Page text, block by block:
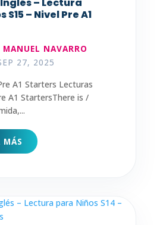
S15 – Nivel Pre A1
MANUEL NAVARRO
27, 2025
A1 Starters Lecturas
A1 StartersThere is /
MÁS